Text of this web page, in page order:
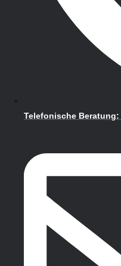
Telefonische Beratung: